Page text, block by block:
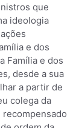
que
ideologia
e dos
Família e dos
desde a sua
a partir de
colega da
recompensado